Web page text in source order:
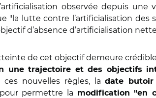
observée depuis
"la lutte contre l’artificialisation
d’absence d’artificialisation
de cet objectif demeure
une trajectoire et des objectifs
ces nouvelles règles, ladate butoir
permettre la
modification "en